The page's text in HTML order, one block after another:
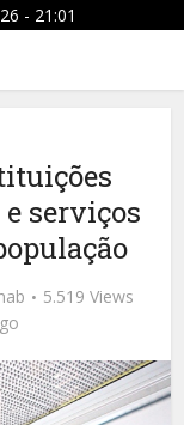
- 21:01
serviços
5.519 Views